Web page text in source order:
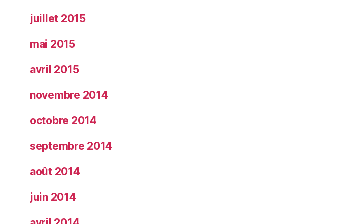
juillet 2015
mai 2015
avril 2015
novembre 2014
octobre 2014
septembre 2014
août 2014
juin 2014